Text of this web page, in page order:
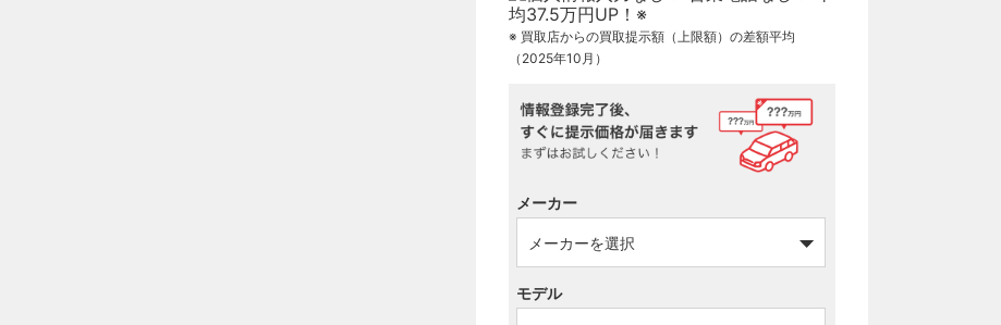
※ 買取店からの買取提示額（上限額）の差額平均
（2025年10月）
メーカー
モデル